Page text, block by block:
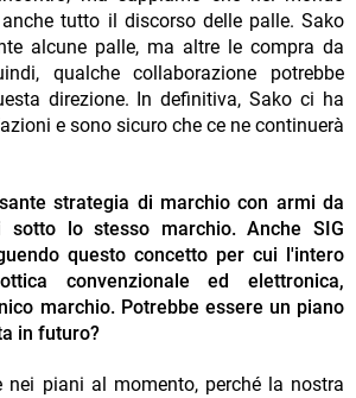
tutto il discorso delle palle. Sako
alcune palle, ma altre le compra da
qualche collaborazione potrebbe
direzione. In definitiva, Sako ci ha
e sono sicuro che ce ne continuerà
strategia di marchio con armi da
sotto lo stesso marchio. Anche SIG
questo concetto per cui l'intero
convenzionale ed elettronica,
marchio. Potrebbe essere un piano
in futuro?
nei piani al momento, perché la nostra